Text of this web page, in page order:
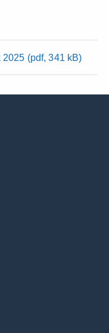
2025 (pdf, 341 kB)